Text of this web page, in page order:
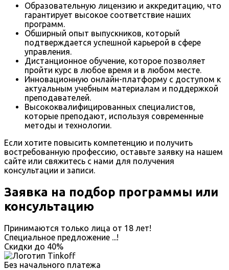
Образовательную лицензию и аккредитацию, что
гарантирует высокое соответствие наших
программ.
Обширный опыт выпускников, который
подтверждается успешной карьерой в сфере
управления.
Дистанционное обучение, которое позволяет
пройти курс в любое время и в любом месте.
Инновационную онлайн-платформу с доступом к
актуальным учебным материалам и поддержкой
преподавателей.
Высококвалифицированных специалистов,
которые преподают, используя современные
методы и технологии.
Если хотите повысить компетенцию и получить
востребованную профессию, оставьте заявку на нашем
сайте или свяжитесь с нами для получения
консультации и записи.
Заявка на подбор программы или
консультацию
Принимаются только лица от 18 лет!
Специальное предложение ...!
Скидки до 40%
Без начального платежа